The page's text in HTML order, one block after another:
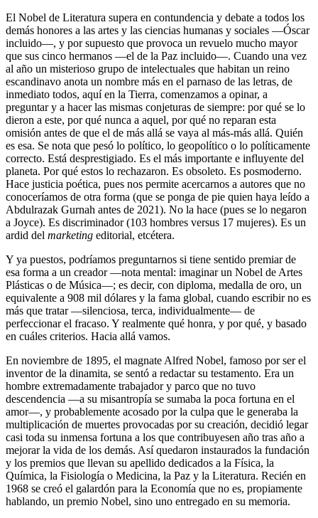
El Nobel de Literatura supera en contundencia y debate a todos los
demás honores a las artes y las ciencias humanas y sociales ―Óscar
incluido―, y por supuesto que provoca un revuelo mucho mayor
que sus cinco hermanos ―el de la Paz incluido―. Cuando una vez
al año un misterioso grupo de intelectuales que habitan un reino
escandinavo anota un nombre más en el parnaso de las letras, de
inmediato todos, aquí en la Tierra, comenzamos a opinar, a
preguntar y a hacer las mismas conjeturas de siempre: por qué se lo
dieron a este, por qué nunca a aquel, por qué no reparan esta
omisión antes de que el de más allá se vaya al más-más allá. Quién
es esa. Se nota que pesó lo político, lo geopolítico o lo políticamente
correcto. Está desprestigiado. Es el más importante e influyente del
planeta. Por qué estos lo rechazaron. Es obsoleto. Es posmoderno.
Hace justicia poética, pues nos permite acercarnos a autores que no
conoceríamos de otra forma (que se ponga de pie quien haya leído a
Abdulrazak Gurnah antes de 2021). No la hace (pues se lo negaron
a Joyce). Es discriminador (103 hombres versus 17 mujeres). Es un
ardid del marketing editorial, etcétera.
Y ya puestos, podríamos preguntarnos si tiene sentido premiar de
esa forma a un creador ―nota mental: imaginar un Nobel de Artes
Plásticas o de Música―; es decir, con diploma, medalla de oro, un
equivalente a 908 mil dólares y la fama global, cuando escribir no es
más que tratar ―silenciosa, terca, individualmente― de
perfeccionar el fracaso. Y realmente qué honra, y por qué, y basado
en cuáles criterios. Hacia allá vamos.
En noviembre de 1895, el magnate Alfred Nobel, famoso por ser el
inventor de la dinamita, se sentó a redactar su testamento. Era un
hombre extremadamente trabajador y parco que no tuvo
descendencia ―a su misantropía se sumaba la poca fortuna en el
amor―, y probablemente acosado por la culpa que le generaba la
multiplicación de muertes provocadas por su creación, decidió legar
casi toda su inmensa fortuna a los que contribuyesen año tras año a
mejorar la vida de los demás. Así quedaron instaurados la fundación
y los premios que llevan su apellido dedicados a la Física, la
Química, la Fisiología o Medicina, la Paz y la Literatura. Recién en
1968 se creó el galardón para la Economía que no es, propiamente
hablando, un premio Nobel, sino uno entregado en su memoria.